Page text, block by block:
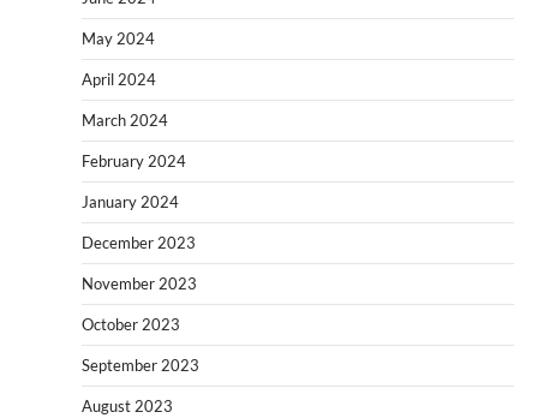
May 2024
April 2024
March 2024
February 2024
January 2024
December 2023
November 2023
October 2023
September 2023
August 2023